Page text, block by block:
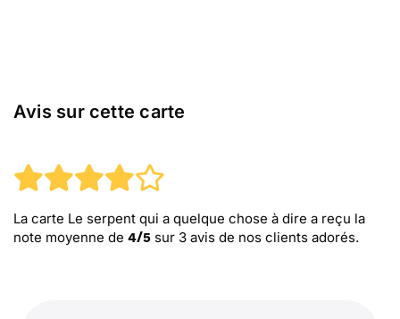
Avis sur cette carte
La carte Le serpent qui a quelque chose à dire a reçu la
note moyenne de 4/5 sur 3 avis de nos clients adorés.